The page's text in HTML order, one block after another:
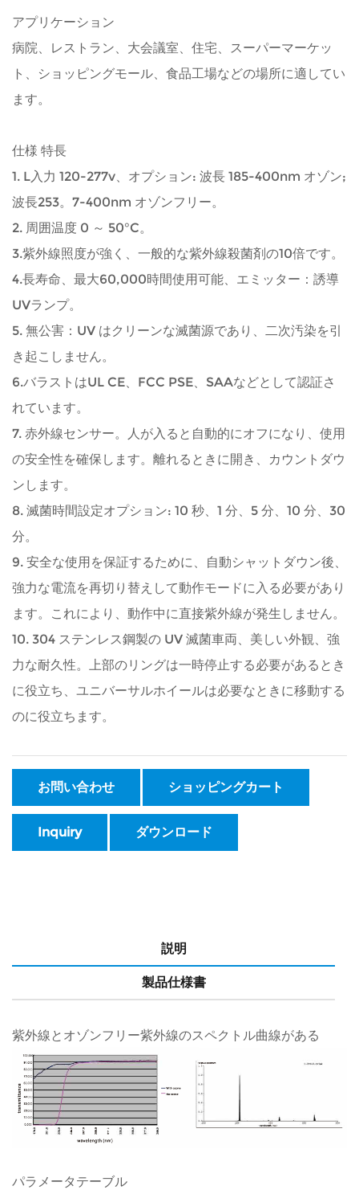
アプリケーション
病院、レストラン、大会議室、住宅、スーパーマーケッ
ト、ショッピングモール、食品工場などの場所に適してい
ます。
仕様 特長
1. L入力 120-277v、オプション: 波長 185-400nm オゾン;
波長253。7-400nm オゾンフリー。
2. 周囲温度 0 ～ 50°C。
3.紫外線照度が強く、一般的な紫外線殺菌剤の10倍です。
4.長寿命、最大60,000時間使用可能、エミッター：誘導
UVランプ。
5. 無公害：UV はクリーンな滅菌源であり、二次汚染を引
き起こしません。
6.バラストはUL CE、FCC PSE、SAAなどとして認証さ
れています。
7. 赤外線センサー。人が入ると自動的にオフになり、使用
の安全性を確保します。離れるときに開き、カウントダウ
ンします。
8. 滅菌時間設定オプション: 10 秒、1 分、5 分、10 分、30
分。
9. 安全な使用を保証するために、自動シャットダウン後、
強力な電流を再切り替えして動作モードに入る必要があり
ます。これにより、動作中に直接紫外線が発生しません。
10. 304 ステンレス鋼製の UV 滅菌車両、美しい外観、強
力な耐久性。上部のリングは一時停止する必要があるとき
に役立ち、ユニバーサルホイールは必要なときに移動する
のに役立ちます。
お問い合わせ ショッピングカート
Inquiry ダウンロード
説明
製品仕様書
紫外線とオゾンフリー紫外線のスペクトル曲線がある
パラメータテーブル